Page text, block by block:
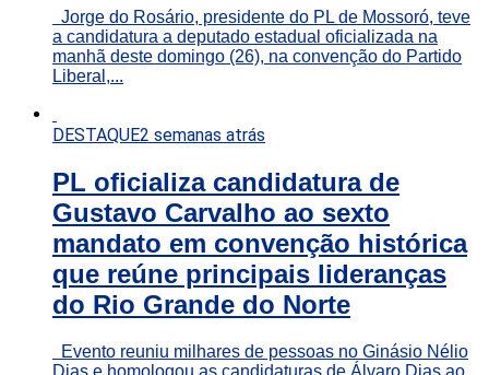
Jorge do Rosário, presidente do PL de Mossoró, teve
a candidatura a deputado estadual oficializada na
manhã deste domingo (26), na convenção do Partido
Liberal,...
DESTAQUE2 semanas atrás
PL oficializa candidatura de
Gustavo Carvalho ao sexto
mandato em convenção histórica
que reúne principais lideranças
do Rio Grande do Norte
Evento reuniu milhares de pessoas no Ginásio Nélio
Dias e homologou as candidaturas de Álvaro Dias ao